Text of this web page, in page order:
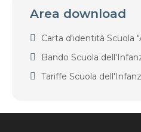
Area download
Carta d'identità Scuola
Bando Scuola
Tariffe Scuola